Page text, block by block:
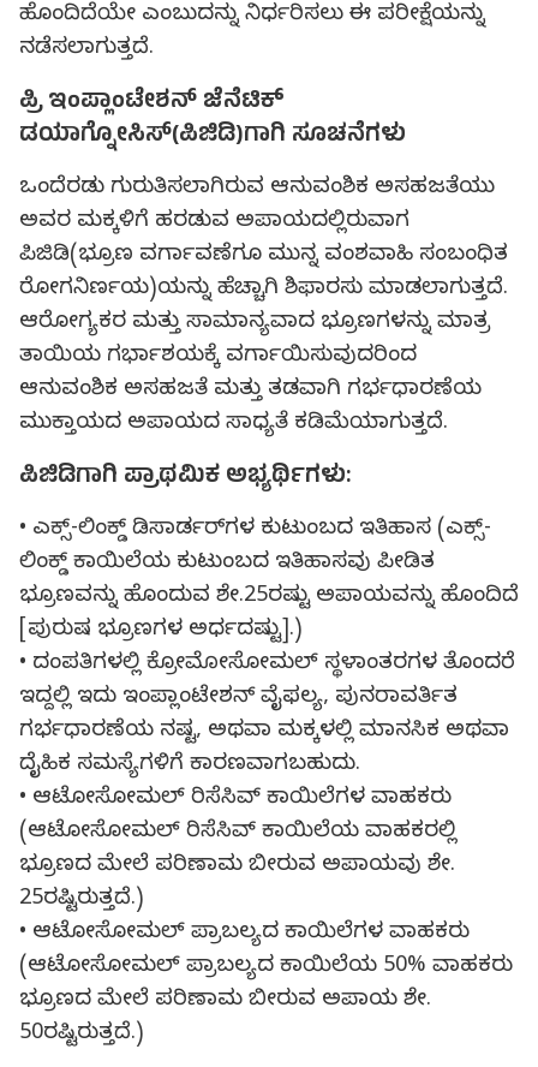
ಹೊಂದಿದೆಯೇ ಎಂಬುದನ್ನು ನಿರ್ಧರಿಸಲು ಈ ಪರೀಕ್ಷೆಯನ್ನು
ನಡೆಸಲಾಗುತ್ತದೆ.
ಪ್ರಿ ಇಂಪ್ಲಾಂಟೇಶನ್ ಜೆನೆಟಿಕ್
ಡಯಾಗ್ನೋಸಿಸ್(ಪಿಜಿಡಿ)ಗಾಗಿ ಸೂಚನೆಗಳು
ಒಂದೆರಡು ಗುರುತಿಸಲಾಗಿರುವ ಆನುವಂಶಿಕ ಅಸಹಜತೆಯು
ಅವರ ಮಕ್ಕಳಿಗೆ ಹರಡುವ ಅಪಾಯದಲ್ಲಿರುವಾಗ
ಪಿಜಿಡಿ(ಭ್ರೂಣ ವರ್ಗಾವಣೆಗೂ ಮುನ್ನ ವಂಶವಾಹಿ ಸಂಬಂಧಿತ
ರೋಗನಿರ್ಣಯ)ಯನ್ನು ಹೆಚ್ಚಾಗಿ ಶಿಫಾರಸು ಮಾಡಲಾಗುತ್ತದೆ.
ಆರೋಗ್ಯಕರ ಮತ್ತು ಸಾಮಾನ್ಯವಾದ ಭ್ರೂಣಗಳನ್ನು ಮಾತ್ರ
ತಾಯಿಯ ಗರ್ಭಾಶಯಕ್ಕೆ ವರ್ಗಾಯಿಸುವುದರಿಂದ
ಆನುವಂಶಿಕ ಅಸಹಜತೆ ಮತ್ತು ತಡವಾಗಿ ಗರ್ಭಧಾರಣೆಯ
ಮುಕ್ತಾಯದ ಅಪಾಯದ ಸಾಧ್ಯತೆ ಕಡಿಮೆಯಾಗುತ್ತದೆ.
ಪಿಜಿಡಿಗಾಗಿ ಪ್ರಾಥಮಿಕ ಅಭ್ಯರ್ಥಿಗಳು:
• ಎಕ್ಸ್-ಲಿಂಕ್ಡ್ ಡಿಸಾರ್ಡರ್‌ಗಳ ಕುಟುಂಬದ ಇತಿಹಾಸ (ಎಕ್ಸ್-
ಲಿಂಕ್ಡ್ ಕಾಯಿಲೆಯ ಕುಟುಂಬದ ಇತಿಹಾಸವು ಪೀಡಿತ
ಭ್ರೂಣವನ್ನು ಹೊಂದುವ ಶೇ.25ರಷ್ಟು ಅಪಾಯವನ್ನು ಹೊಂದಿದೆ
[ಪುರುಷ ಭ್ರೂಣಗಳ ಅರ್ಧದಷ್ಟು].)
• ದಂಪತಿಗಳಲ್ಲಿ ಕ್ರೋಮೋಸೋಮಲ್ ಸ್ಥಳಾಂತರಗಳ ತೊಂದರೆ
ಇದ್ದಲ್ಲಿ ಇದು ಇಂಪ್ಲಾಂಟೇಶನ್ ವೈಫಲ್ಯ, ಪುನರಾವರ್ತಿತ
ಗರ್ಭಧಾರಣೆಯ ನಷ್ಟ, ಅಥವಾ ಮಕ್ಕಳಲ್ಲಿ ಮಾನಸಿಕ ಅಥವಾ
ದೈಹಿಕ ಸಮಸ್ಯೆಗಳಿಗೆ ಕಾರಣವಾಗಬಹುದು.
• ಆಟೋಸೋಮಲ್ ರಿಸೆಸಿವ್ ಕಾಯಿಲೆಗಳ ವಾಹಕರು
(ಆಟೋಸೋಮಲ್ ರಿಸೆಸಿವ್ ಕಾಯಿಲೆಯ ವಾಹಕರಲ್ಲಿ
ಭ್ರೂಣದ ಮೇಲೆ ಪರಿಣಾಮ ಬೀರುವ ಅಪಾಯವು ಶೇ.
25ರಷ್ಟಿರುತ್ತದೆ.)
• ಆಟೋಸೋಮಲ್ ಪ್ರಾಬಲ್ಯದ ಕಾಯಿಲೆಗಳ ವಾಹಕರು
(ಆಟೋಸೋಮಲ್ ಪ್ರಾಬಲ್ಯದ ಕಾಯಿಲೆಯ 50% ವಾಹಕರು
ಭ್ರೂಣದ ಮೇಲೆ ಪರಿಣಾಮ ಬೀರುವ ಅಪಾಯ ಶೇ.
50ರಷ್ಟಿರುತ್ತದೆ.)